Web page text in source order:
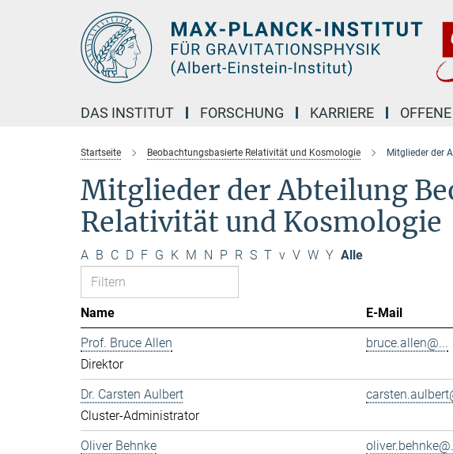
DAS INSTITUT FORSCHUNG KARRIERE
Startseite Beobachtungsbasierte Relativität und Kosmologie Mitglieder der
Mitglieder der Abteilung
Relativität und Kosmologie
A B C D F G K M N P R S T v V W Y Alle
Name E-Mail
Prof. Bruce Allen
Direktor
bruce.allen@...
Dr. Carsten Aulbert
Cluster-Administrator
Oliver Behnke